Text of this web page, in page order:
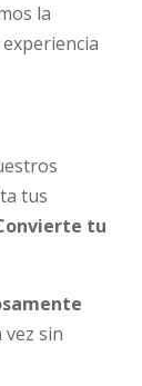
la
tus
tu
sin